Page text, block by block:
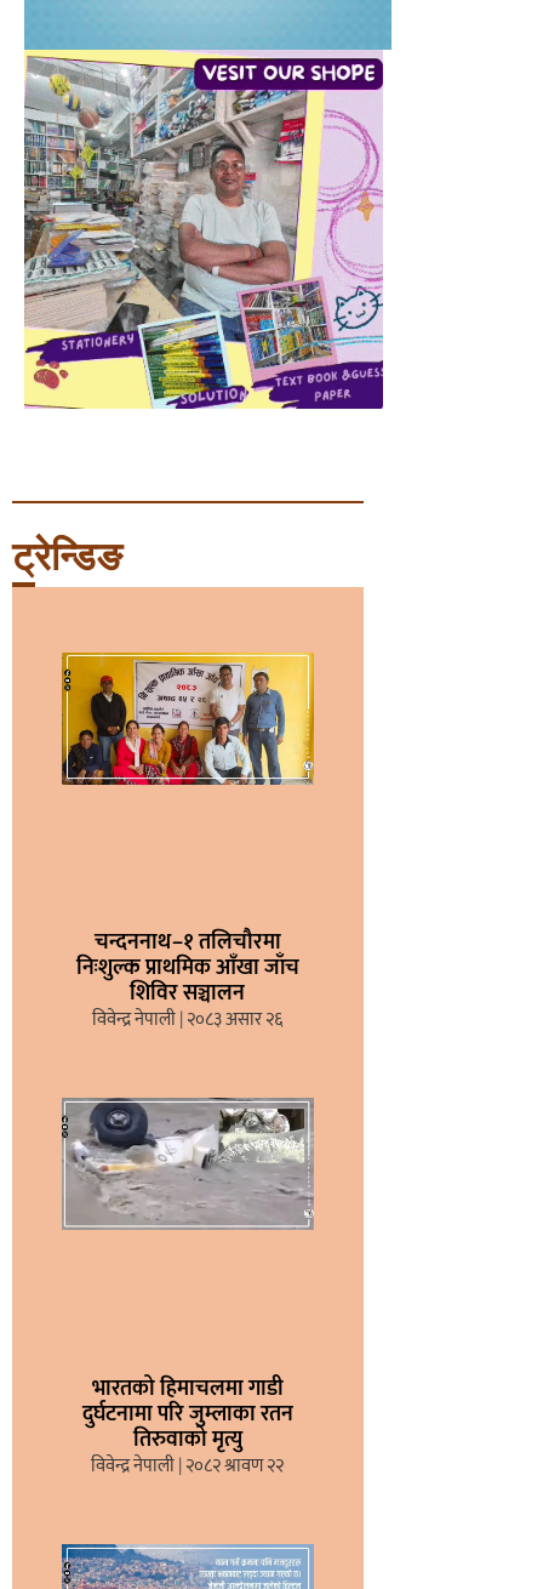
ट्रेन्डिङ
चन्दननाथ–१ तलिचौरमा
निःशुल्क प्राथमिक आँखा जाँच
शिविर सञ्चालन
विवेन्द्र नेपाली २०८३ असार २६
भारतको हिमाचलमा गाडी
दुर्घटनामा परि जुम्लाका रतन
तिरुवाको मृत्यु
विवेन्द्र नेपाली २०८२ श्रावण २२